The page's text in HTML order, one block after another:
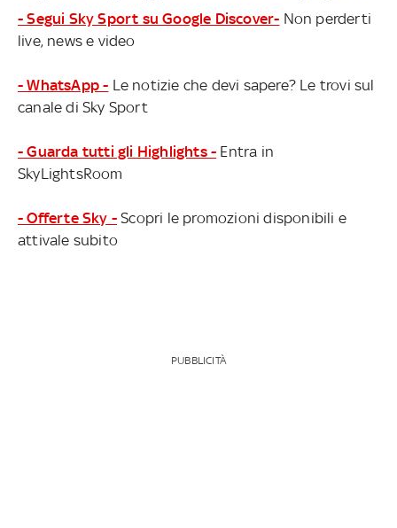
- Segui Sky Sport su Google Discover- Non perderti
live, news e video
- WhatsApp - Le notizie che devi sapere? Le trovi sul
canale di Sky Sport
- Guarda tutti gli Highlights - Entra in
SkyLightsRoom
- Offerte Sky - Scopri le promozioni disponibili e
attivale subito
PUBBLICITÀ